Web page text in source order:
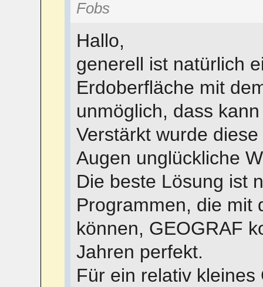
Fobs
Hallo,
generell ist natürlich
Erdoberfläche mit
unmöglich, dass
Verstärkt wurde
Augen unglückliche
Die beste Lösung ist
Programmen, die mit
können, GEOGRAF
Jahren perfekt.
Für ein relativ